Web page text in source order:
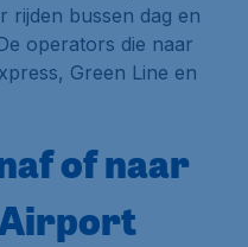
rijden bussen dag en
operators die naar
Green Line en
of naar
Airport